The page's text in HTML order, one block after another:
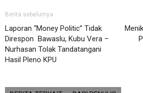
Berita sebelumya
Laporan “Money Politic” Tidak
Direspon Bawaslu, Kubu Vera –
Nurhasan Tolak Tandatangani
Hasil Pleno KPU